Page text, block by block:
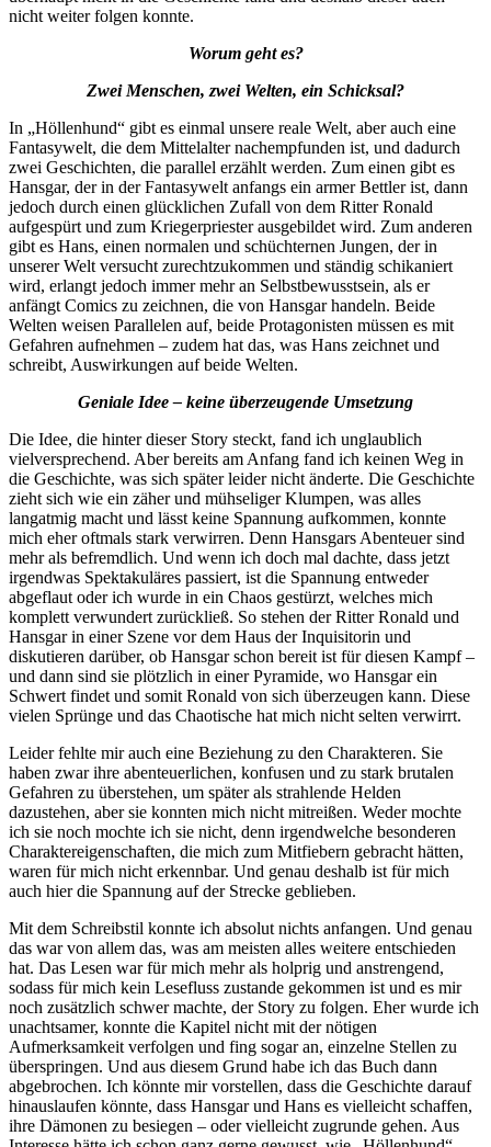
nicht weiter folgen konnte.
Worum geht es?
Zwei Menschen, zwei Welten, ein Schicksal?
In „Höllenhund“ gibt es einmal unsere reale Welt, aber auch eine
Fantasywelt, die dem Mittelalter nachempfunden ist, und dadurch
zwei Geschichten, die parallel erzählt werden. Zum einen gibt es
Hansgar, der in der Fantasywelt anfangs ein armer Bettler ist, dann
jedoch durch einen glücklichen Zufall von dem Ritter Ronald
aufgespürt und zum Kriegerpriester ausgebildet wird. Zum anderen
gibt es Hans, einen normalen und schüchternen Jungen, der in
unserer Welt versucht zurechtzukommen und ständig schikaniert
wird, erlangt jedoch immer mehr an Selbstbewusstsein, als er
anfängt Comics zu zeichnen, die von Hansgar handeln. Beide
Welten weisen Parallelen auf, beide Protagonisten müssen es mit
Gefahren aufnehmen – zudem hat das, was Hans zeichnet und
schreibt, Auswirkungen auf beide Welten.
Geniale Idee – keine überzeugende Umsetzung
Die Idee, die hinter dieser Story steckt, fand ich unglaublich
vielversprechend. Aber bereits am Anfang fand ich keinen Weg in
die Geschichte, was sich später leider nicht änderte. Die Geschichte
zieht sich wie ein zäher und mühseliger Klumpen, was alles
langatmig macht und lässt keine Spannung aufkommen, konnte
mich eher oftmals stark verwirren. Denn Hansgars Abenteuer sind
mehr als befremdlich. Und wenn ich doch mal dachte, dass jetzt
irgendwas Spektakuläres passiert, ist die Spannung entweder
abgeflaut oder ich wurde in ein Chaos gestürzt, welches mich
komplett verwundert zurückließ. So stehen der Ritter Ronald und
Hansgar in einer Szene vor dem Haus der Inquisitorin und
diskutieren darüber, ob Hansgar schon bereit ist für diesen Kampf –
und dann sind sie plötzlich in einer Pyramide, wo Hansgar ein
Schwert findet und somit Ronald von sich überzeugen kann. Diese
vielen Sprünge und das Chaotische hat mich nicht selten verwirrt.
Leider fehlte mir auch eine Beziehung zu den Charakteren. Sie
haben zwar ihre abenteuerlichen, konfusen und zu stark brutalen
Gefahren zu überstehen, um später als strahlende Helden
dazustehen, aber sie konnten mich nicht mitreißen. Weder mochte
ich sie noch mochte ich sie nicht, denn irgendwelche besonderen
Charaktereigenschaften, die mich zum Mitfiebern gebracht hätten,
waren für mich nicht erkennbar. Und genau deshalb ist für mich
auch hier die Spannung auf der Strecke geblieben.
Mit dem Schreibstil konnte ich absolut nichts anfangen. Und genau
das war von allem das, was am meisten alles weitere entschieden
hat. Das Lesen war für mich mehr als holprig und anstrengend,
sodass für mich kein Lesefluss zustande gekommen ist und es mir
noch zusätzlich schwer machte, der Story zu folgen. Eher wurde ich
unachtsamer, konnte die Kapitel nicht mit der nötigen
Aufmerksamkeit verfolgen und fing sogar an, einzelne Stellen zu
überspringen. Und aus diesem Grund habe ich das Buch dann
abgebrochen. Ich könnte mir vorstellen, dass die Geschichte darauf
hinauslaufen könnte, dass Hansgar und Hans es vielleicht schaffen,
ihre Dämonen zu besiegen – oder vielleicht zugrunde gehen. Aus